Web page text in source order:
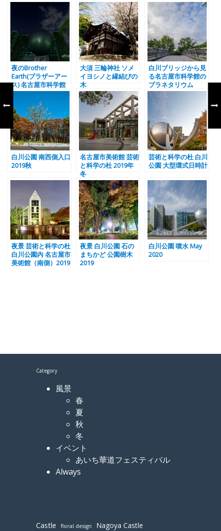
夜のBrother
Earth(ブラザーアー
ス) 名古屋市科学館
大須 三輪神社 ソメ
イヨシノと縁結びの
木
白川ブリッジから見
る名古屋市科学館の
プラネタリウム
白川公園 南西側入口
2019秋
名古屋市美術館 芸術
と科学の杜 2019年
冬
芸術と科学の杜 白川
公園 大型環式日時計
夜景 芸術と科学の杜
白川公園内 名古屋市
美術館（南側）2019
夜景 白川公園 石の
まちかど 公園樹木
2019
白川公園 噴水 May
2020
Category
風景
春
夏
秋
冬
イベント
あいち華道フェスティバル
Always
Castle floral design Nagoya Castle